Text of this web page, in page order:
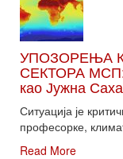
УПОЗОРЕЊА
СЕКТОРА МСП:
као Јужна
Ситуација је
професорке,
Read More